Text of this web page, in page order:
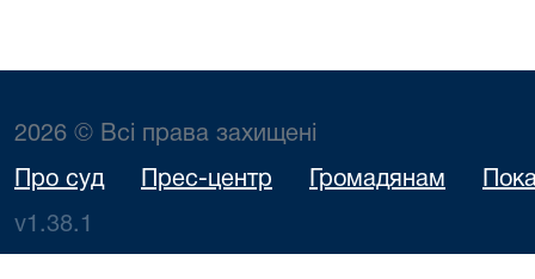
2026 © Всі права захищені
Про суд Прес-центр Громадянам
v1.38.1